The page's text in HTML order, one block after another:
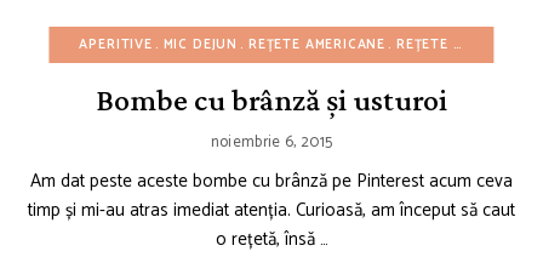
APERITIVE MIC DEJUN REȚETE AMERICANE REȚETE CU BUGET REDUS
Bombe cu brânză și usturoi
noiembrie 6, 2015
Am dat peste aceste bombe cu brânză pe Pinterest acum ceva
timp și mi-au atras imediat atenția. Curioasă, am început să caut
o rețetă, însă …